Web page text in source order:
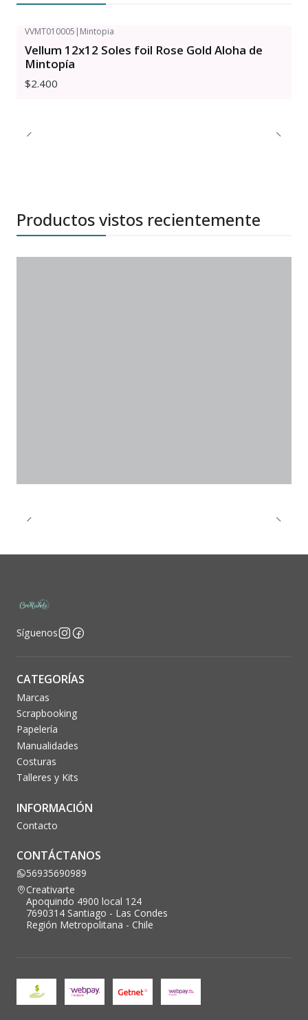
VVMT010005 | Mintopia
Vellum 12x12 Soles foil Rose Gold Aloha de
Mintopía
$2.400
Productos vistos recientemente
Síguenos
CATEGORÍAS
Marcas
Scrapbooking
Papelería
Manualidades
Costuras
Talleres y Kits
INFORMACIÓN
Contacto
CONTÁCTANOS
56935690989
Creativarte
Apoquindo 4900 local 124
7690314 Santiago - Las Condes
Región Metropolitana - Chile